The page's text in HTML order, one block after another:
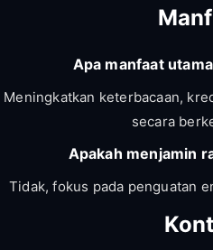
Apa manfaat
Meningkatkan keterbacaan,
secara
Apakah menjamin
Tidak, fokus pada penguatan